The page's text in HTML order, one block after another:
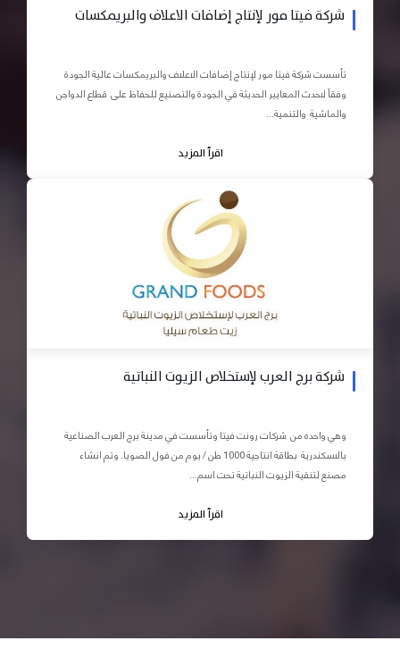
شركة فيتا مور لإنتاج إضافات الاعلاف والبريمكسات
تأسست شركة فيتا مور لإنتاج إضافات الاعلاف والبريمكسات عالية الجودة
وفقاً لاحدث المعايير الحديثة في الجودة والتصنيع للحفاظ على قطاع الدواجن
والماشية والتنمية...
اقرأ المزيد
شركة برج العرب لإستخلاص الزيوت النباتية
وهي واحده من شركات رونت فيتا وتأسست في مدينة برج العرب الصناعية
بالاسكندرية بطاقة انتاجية 1000 طن / يوم من فول الصويا. وتم انشاء
مصنع لتنقية الزيوت النباتية تحت اسم...
اقرأ المزيد